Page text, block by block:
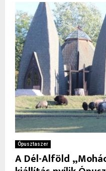
Ópusztaszer
A Dél-Alföld